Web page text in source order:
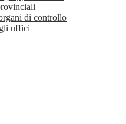
di controllo
uffici